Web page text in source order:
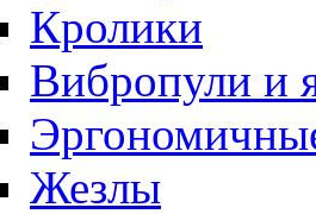
Кролики
Вибропули и
Жезлы